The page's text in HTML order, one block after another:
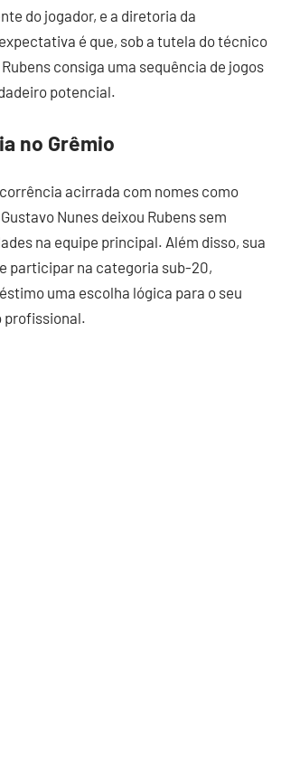
do jogador, e a diretoria da
é que, sob a tutela do técnico
consiga uma sequência de jogos
potencial.
no Grêmio
acirrada com nomes como
Nunes deixou Rubens sem
na equipe principal. Além disso, sua
participar na categoria sub-20,
uma escolha lógica para o seu
profissional.